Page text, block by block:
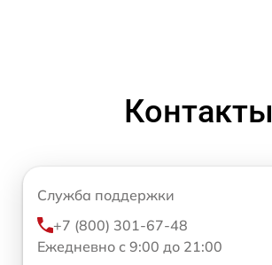
Контакты
Служба поддержки
+7 (800) 301-67-48
Ежедневно с 9:00 до 21:00